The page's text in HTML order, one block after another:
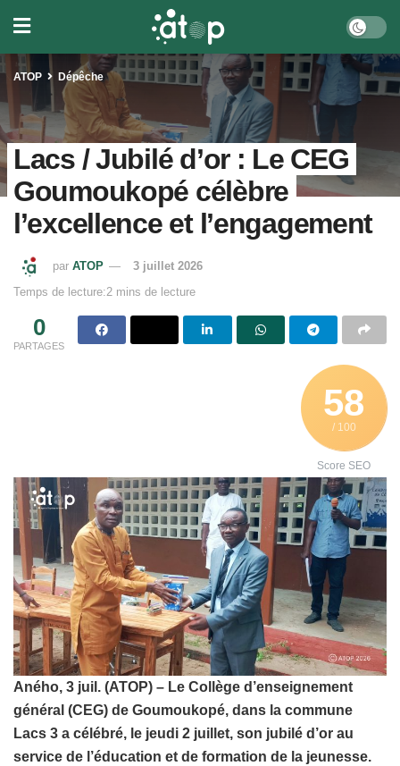
ATOP Dépêche
Lacs / Jubilé d’or : Le CEG
Goumoukopé célèbre
l’excellence et l’engagement
par ATOP
3 juillet 2026
Temps de lecture:2 mins de lecture
0
PARTAGES
58
/ 100
Score SEO
Aného, 3 juil. (ATOP) – Le Collège d’enseignement
général (CEG) de Goumoukopé, dans la commune
Lacs 3 a célébré, le jeudi 2 juillet, son jubilé d’or au
service de l’éducation et de formation de la jeunesse.